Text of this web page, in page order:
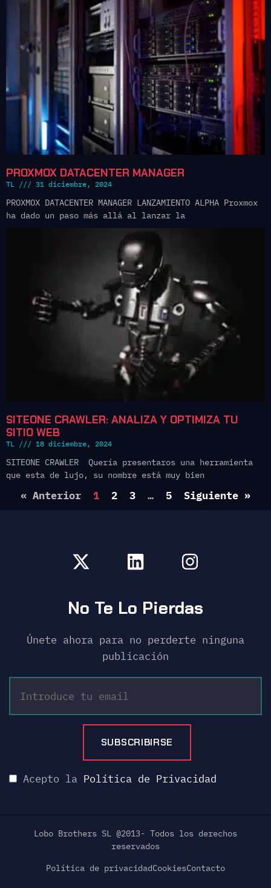
PROXMOX DATACENTER MANAGER
TL 31 diciembre, 2024
PROXMOX DATACENTER MANAGER LANZAMIENTO ALPHA Proxmox
ha dado un paso más allá al lanzar la
SITEONE CRAWLER: ANALIZA Y OPTIMIZA TU
SITIO WEB
TL 18 diciembre, 2024
SITEONE CRAWLER Quería presentaros una herramienta
que esta de lujo, su nombre está muy bien
« Anterior 1 2 3 … 5 Siguiente »
No Te Lo Pierdas
Únete ahora para no perderte ninguna
publicación
Acepto la Política de Privacidad
Lobo Brothers SL @2013- Todos los derechos
reservados
Política de privacidadCookiesContacto